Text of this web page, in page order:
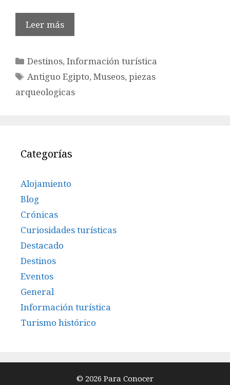
Leer más
Categorías
Destinos,Información turística
Etiquetas
Antiguo Egipto,Museos,piezas
arqueologicas
Categorías
Alojamiento
Blog
Crónicas
Curiosidades turísticas
Destacado
Destinos
Eventos
General
Información turística
Turismo histórico
© 2026 Para Conocer